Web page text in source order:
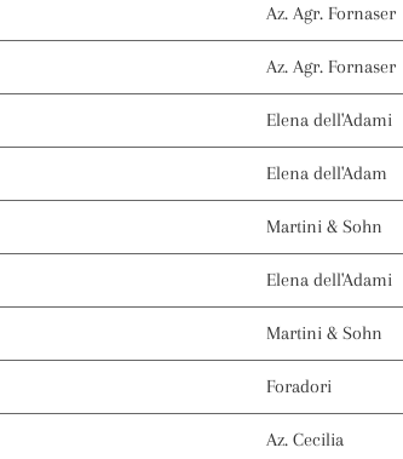
Az. Agr. Fornaser
Az. Agr. Fornaser
Elena dell'Adami
Elena dell'Adam
Martini & Sohn
Elena dell'Adami
Martini & Sohn
Foradori
Az. Cecilia